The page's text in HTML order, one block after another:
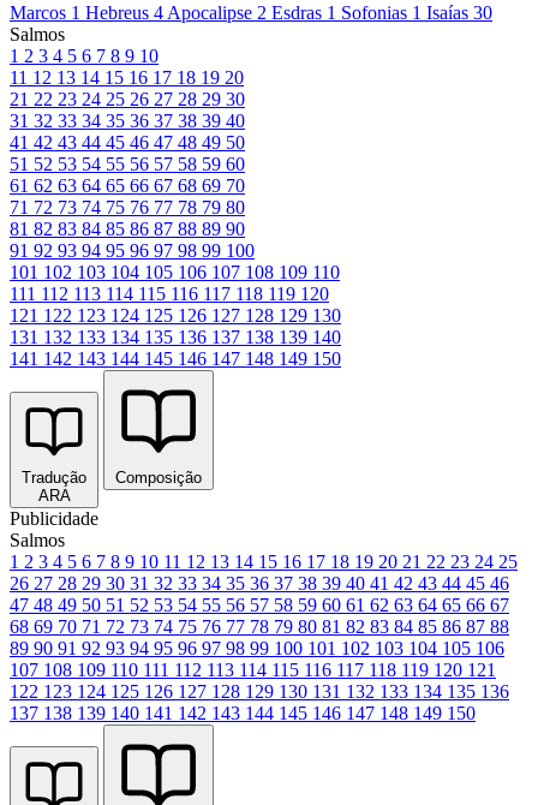
Marcos 1 Hebreus 4 Apocalipse 2 Esdras 1 Sofonias 1 Isaías 30
Salmos
1 2 3 4 5 6 7 8 9 10
11 12 13 14 15 16 17 18 19 20
21 22 23 24 25 26 27 28 29 30
31 32 33 34 35 36 37 38 39 40
41 42 43 44 45 46 47 48 49 50
51 52 53 54 55 56 57 58 59 60
61 62 63 64 65 66 67 68 69 70
71 72 73 74 75 76 77 78 79 80
81 82 83 84 85 86 87 88 89 90
91 92 93 94 95 96 97 98 99 100
101 102 103 104 105 106 107 108 109 110
111 112 113 114 115 116 117 118 119 120
121 122 123 124 125 126 127 128 129 130
131 132 133 134 135 136 137 138 139 140
141 142 143 144 145 146 147 148 149 150
Tradução
ARA
Composição
Publicidade
Salmos
1 2 3 4 5 6 7 8 9 10 11 12 13 14 15 16 17 18 19 20 21 22 23 24 25
26 27 28 29 30 31 32 33 34 35 36 37 38 39 40 41 42 43 44 45 46
47 48 49 50 51 52 53 54 55 56 57 58 59 60 61 62 63 64 65 66 67
68 69 70 71 72 73 74 75 76 77 78 79 80 81 82 83 84 85 86 87 88
89 90 91 92 93 94 95 96 97 98 99 100 101 102 103 104 105 106
107 108 109 110 111 112 113 114 115 116 117 118 119 120 121
122 123 124 125 126 127 128 129 130 131 132 133 134 135 136
137 138 139 140 141 142 143 144 145 146 147 148 149 150